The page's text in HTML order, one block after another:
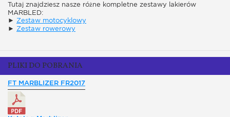
Tutaj znajdziesz nasze różne kompletne zestawy lakierów
MARBLED:
► Zestaw motocyklowy
► Zestaw rowerowy
PLIKI DO POBRANIA
FT MARBLIZER FR2017